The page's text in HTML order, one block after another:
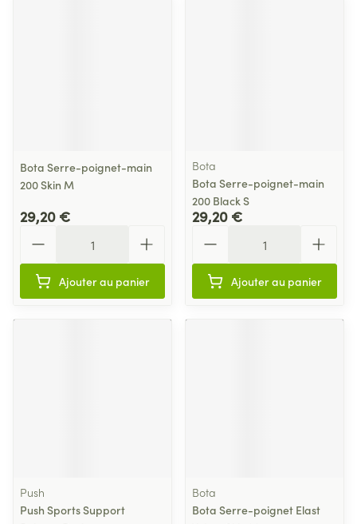
Bota Serre-poignet-main
200 Skin M
29,20 €
Ajouter au panier
Bota
Bota Serre-poignet-main
200 Black S
29,20 €
Ajouter au panier
Push
Push Sports Support
Bota
Bota Serre-poignet Elast